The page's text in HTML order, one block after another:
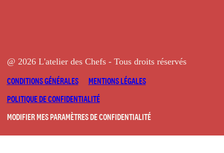
@ 2026 L'atelier des Chefs - Tous droits réservés
CONDITIONS GÉNÉRALES
MENTIONS LÉGALES
POLITIQUE DE CONFIDENTIALITÉ
MODIFIER MES PARAMÈTRES DE CONFIDENTIALITÉ